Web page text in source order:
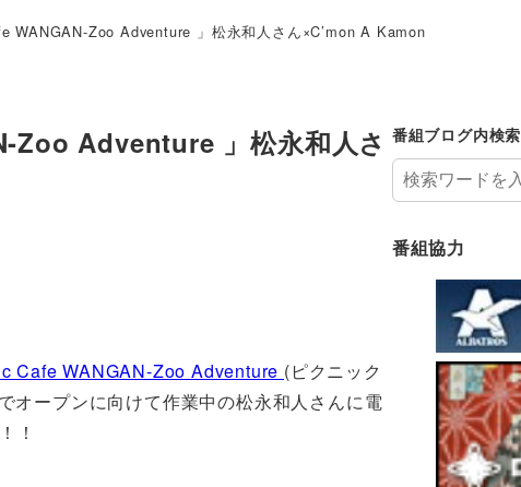
WANGAN-Zoo Adventure 」松永和人さん×C’mon A Kamon
Zoo Adventure 」松永和人さ
Cafe WANGAN-Zoo Adventure (ピクニック
オープンに向けて作業中の松永和人さんに電
！
番組ブログ内検索
番組協力